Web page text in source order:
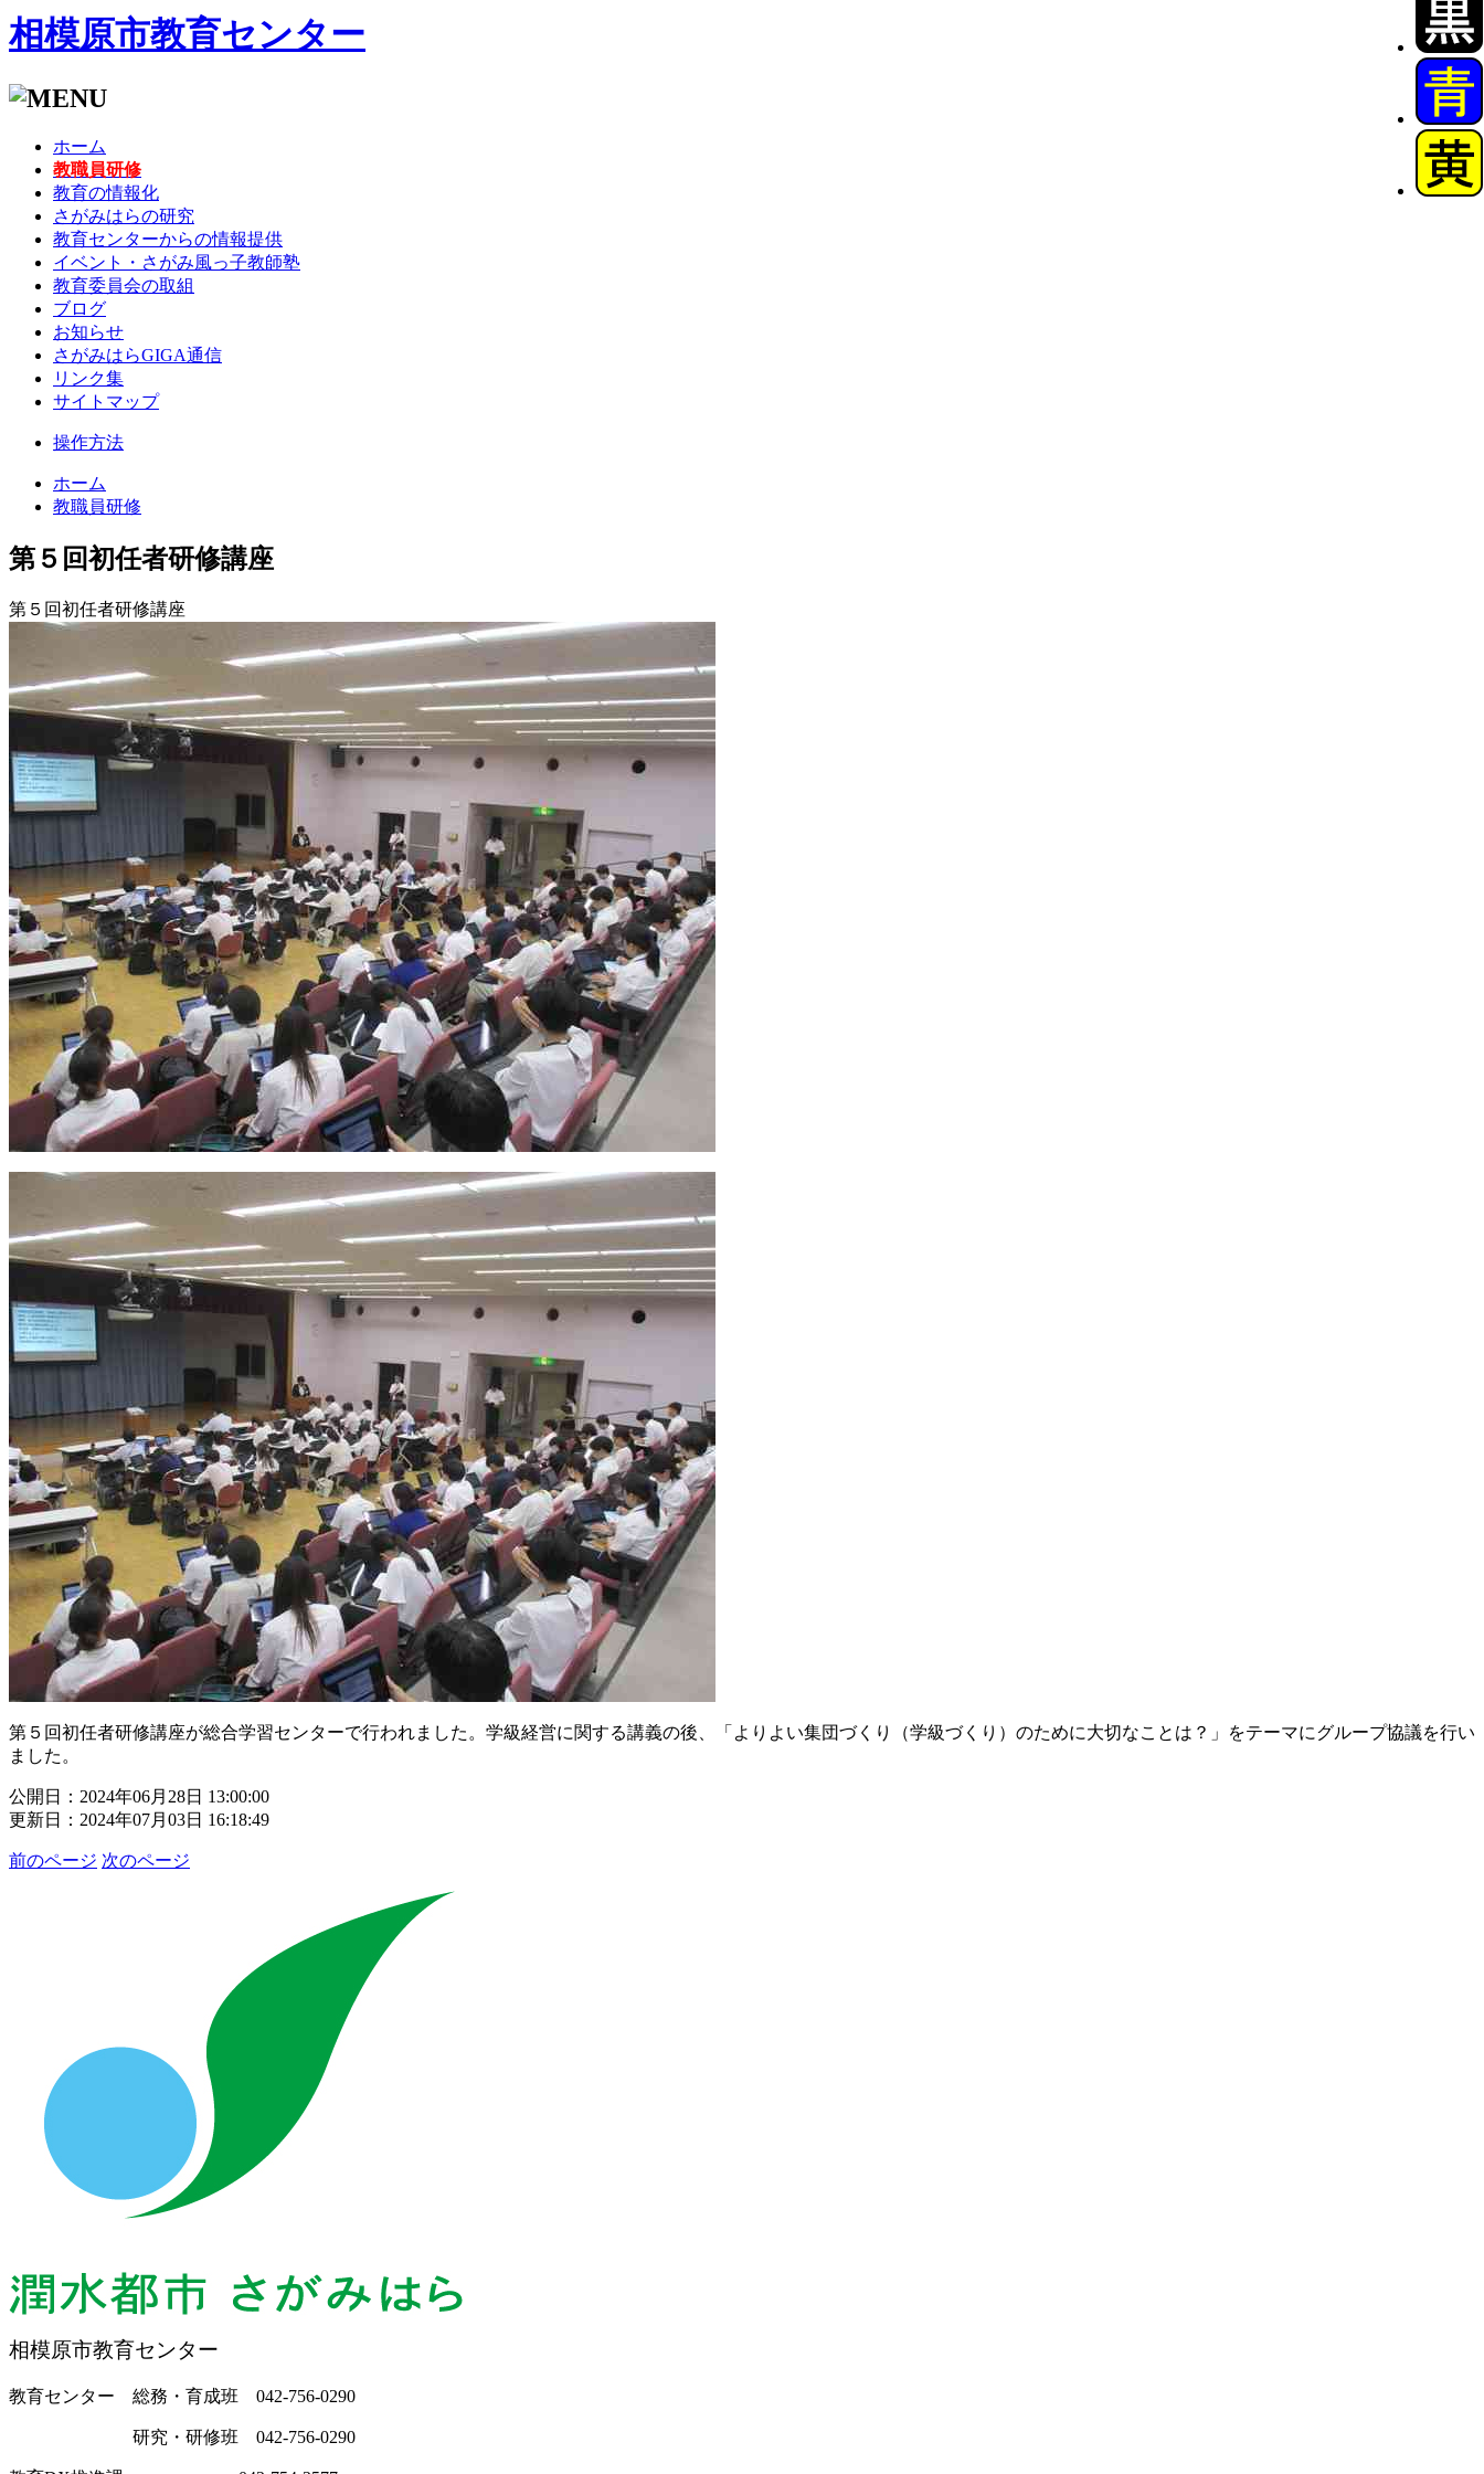
相模原市教育センター
ホーム
教職員研修
教育の情報化
さがみはらの研究
教育センターからの情報提供
イベント・さがみ風っ子教師塾
教育委員会の取組
ブログ
お知らせ
さがみはらGIGA通信
リンク集
サイトマップ
操作方法
ホーム
教職員研修
第５回初任者研修講座
第５回初任者研修講座
第５回初任者研修講座が総合学習センターで行われました。学級経営に関する講義の後、「よりよい集団づくり（学級づくり）のために大切なことは？」をテーマにグループ協議を行い
ました。
公開日：2024年06月28日 13:00:00
更新日：2024年07月03日 16:18:49
前のページ 次のページ
相模原市教育センター
教育センター 総務・育成班 042-756-0290
研究・研修班 042-756-0290